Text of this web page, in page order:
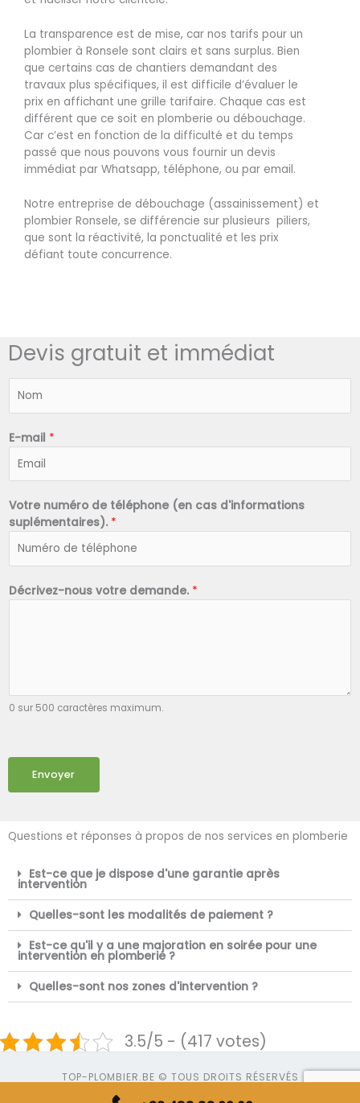
La transparence est de mise, car nos tarifs pour un
plombier à Ronsele sont clairs et sans surplus. Bien
que certains cas de chantiers demandant des
travaux plus spécifiques, il est difficile d’évaluer le
prix en affichant une grille tarifaire. Chaque cas est
différent que ce soit en plomberie ou débouchage.
Car c’est en fonction de la difficulté et du temps
passé que nous pouvons vous fournir un devis
immédiat par Whatsapp, téléphone, ou par email.
Notre entreprise de débouchage (assainissement) et
plombier Ronsele, se différencie sur plusieurs piliers,
que sont la réactivité, la ponctualité et les prix
défiant toute concurrence.
Devis gratuit et immédiat
*
E-mail *
Votre numéro de téléphone (en cas d'informations
suplémentaires). *
Décrivez-nous votre demande. *
0 sur 500 caractères maximum.
Envoyer
Questions et réponses à propos de nos services en plomberie
Est-ce que je dispose d'une garantie après
intervention
Quelles-sont les modalités de paiement ?
Est-ce qu'il y a une majoration en soirée pour une
intervention en plomberie ?
Quelles-sont nos zones d'intervention ?
3.5/5 - (417 votes)
TOP-PLOMBIER.BE © TOUS DROITS RÉSERVÉS